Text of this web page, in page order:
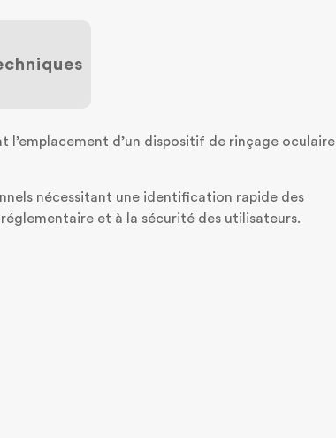
d’un dispositif de rinçage oculaire
nécessitant une identification rapide des
et à la sécurité des utilisateurs.